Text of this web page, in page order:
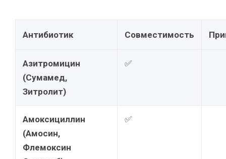
Антибиотик Совместимость
Азитромицин
(Сумамед,
Зитролит)
✅
Амоксициллин
(Амосин,
Флемоксин
✅